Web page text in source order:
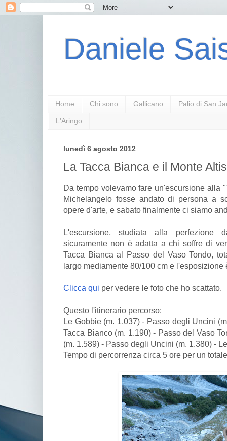
Daniele
Home Chi sono Gallicano Palio di San
L'Aringo
lunedì 6 agosto 2012
La Tacca Bianca e il Monte
Da tempo volevamo fare un'escursione alla
Michelangelo fosse andato di persona a
opere d'arte, e sabato finalmente ci siamo
L'escursione, studiata alla perfezione
sicuramente non è adatta a chi soffre di
Tacca Bianca al Passo del Vaso Tondo,
largo mediamente 80/100 cm e l'esposizione
Clicca qui per vedere le foto che ho scattato.
Questo l'itinerario percorso:
Le Gobbie (m. 1.037) - Passo degli Uncini
Tacca Bianco (m. 1.190) - Passo del Vaso
(m. 1.589) - Passo degli Uncini (m. 1.380) -
Tempo di percorrenza circa 5 ore per un